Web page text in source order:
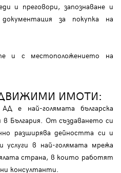
и преговори, запознаване и
за покупка на
и с местоположението на
ИМОТИ:
е най-голямата българска
България. От създаването си
разширява дейността си и
услуги в най-голямата мрежа
страна, в които работят
консултанти.